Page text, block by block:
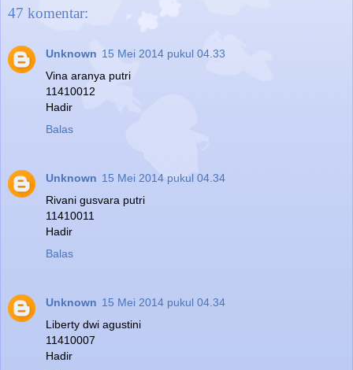
47 komentar:
Unknown 15 Mei 2014 pukul 04.33
Vina aranya putri
11410012
Hadir
Balas
Unknown 15 Mei 2014 pukul 04.34
Rivani gusvara putri
11410011
Hadir
Balas
Unknown 15 Mei 2014 pukul 04.34
Liberty dwi agustini
11410007
Hadir